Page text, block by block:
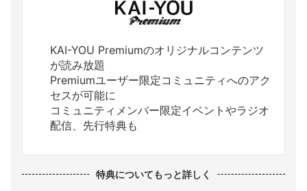
KAI-YOU Premiumのオリジナルコンテンツ
が読み放題
Premiumユーザー限定コミュニティへのアク
セスが可能に
コミュニティメンバー限定イベントやラジオ
配信、先行特典も
特典についてもっと詳しく